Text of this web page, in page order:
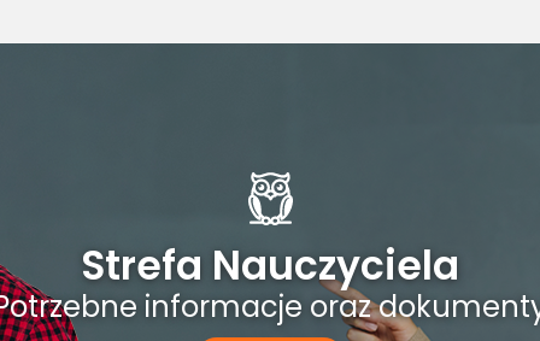
Strefa Nauczyciela
informacje oraz